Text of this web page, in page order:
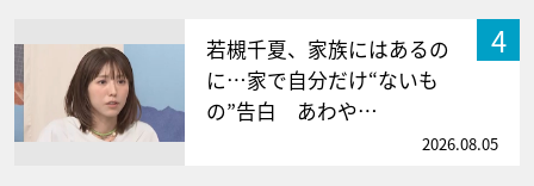
4
若槻千夏、家族にはあるの
に…家で自分だけ“ないも
の”告白 あわや…
2026.08.05